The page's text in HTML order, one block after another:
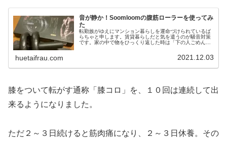
音が静か！Soomloomの腹筋ローラーを使ってみ
た
転勤族がゆえにマンション暮らしを運命づけられているば
らちゃと申します。賃貸暮らしだと気を遣うのが騒音対策
です。家の中で物をひっくり返した時は「下の人ごめんな
huetaifrau.com 2021.12.03
膝をついて転がす通称「膝コロ」を、１０回は連続して出
来るようになりました。
ただ２～３日続けると筋肉痛になり、２～３日休養。その